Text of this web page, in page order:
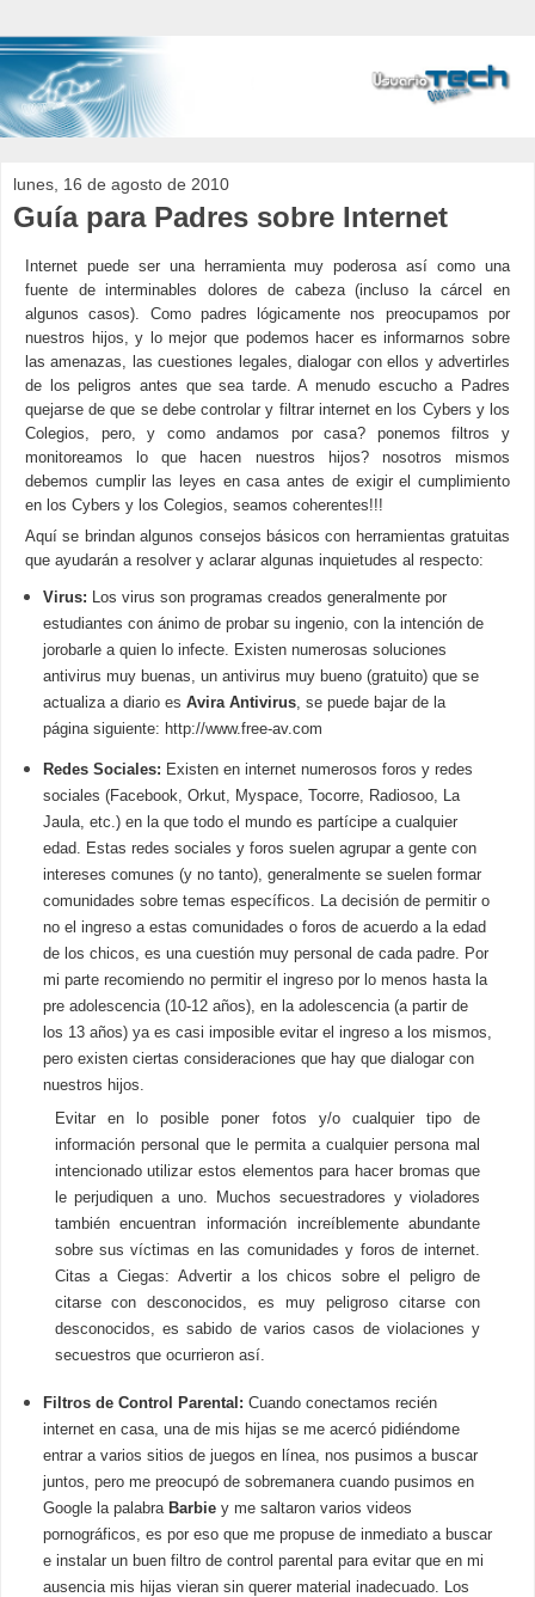
lunes, 16 de agosto de 2010
Guía para Padres sobre Internet
Internet puede ser una herramienta muy poderosa así como una
fuente de interminables dolores de cabeza (incluso la cárcel en
algunos casos). Como padres lógicamente nos preocupamos por
nuestros hijos, y lo mejor que podemos hacer es informarnos sobre
las amenazas, las cuestiones legales, dialogar con ellos y advertirles
de los peligros antes que sea tarde. A menudo escucho a Padres
quejarse de que se debe controlar y filtrar internet en los Cybers y los
Colegios, pero, y como andamos por casa? ponemos filtros y
monitoreamos lo que hacen nuestros hijos? nosotros mismos
debemos cumplir las leyes en casa antes de exigir el cumplimiento
en los Cybers y los Colegios, seamos coherentes!!!
Aquí se brindan algunos consejos básicos con herramientas gratuitas
que ayudarán a resolver y aclarar algunas inquietudes al respecto:
Virus:
Los virus son programas creados generalmente por
estudiantes con ánimo de probar su ingenio, con la intención de
jorobarle a quien lo infecte. Existen numerosas soluciones
antivirus muy buenas, un antivirus muy bueno (gratuito) que se
actualiza a diario es Avira Antivirus, se puede bajar de la
página siguiente: http://www.free-av.com
Redes Sociales: Existen en internet numerosos foros y redes
sociales (Facebook , Orkut, Myspace, Tocorre, Radiosoo, La
Jaula, etc.) en la que todo el mundo es partícipe a cualquier
edad. Estas redes sociales y foros suelen agrupar a gente con
intereses comunes (y no tanto), generalmente se suelen formar
comunidades sobre temas específicos. La decisión de permitir o
no el ingreso a estas comunidades o foros de acuerdo a la edad
de los chicos, es una cuestión muy personal de cada padre. Por
mi parte recomiendo no permitir el ingreso por lo menos hasta la
pre adolescencia (10-12 años), en la adolescencia (a partir de
los 13 años) ya es casi imposible evitar el ingreso a los mismos,
pero existen ciertas consideraciones que hay que dialogar con
nuestros hijos.
Evitar en lo posible poner fotos y/o cualquier tipo de
información personal que le permita a cualquier persona mal
intencionado utilizar estos elementos para hacer bromas que
le perjudiquen a uno. Muchos secuestradores y violadores
también encuentran información increíblemente abundante
sobre sus víctimas en las comunidades y foros de internet.
Citas a Ciegas: Advertir a los chicos sobre el peligro de
citarse con desconocidos, es muy peligroso citarse con
desconocidos, es sabido de varios casos de violaciones y
secuestros que ocurrieron así.
Filtros de Control Parental: Cuando conectamos recién
internet en casa, una de mis hijas se me acercó pidiéndome
entrar a varios sitios de juegos en línea, nos pusimos a buscar
juntos, pero me preocupó de sobremanera cuando pusimos en
Google la palabra Barbiey me saltaron varios videos
pornográficos, es por eso que me propuse de inmediato a buscar
e instalar un buen filtro de control parental para evitar que en mi
ausencia mis hijas vieran sin querer material inadecuado. Los